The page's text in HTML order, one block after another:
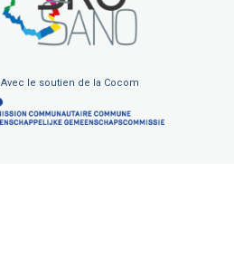
Avec le soutien de la Cocom